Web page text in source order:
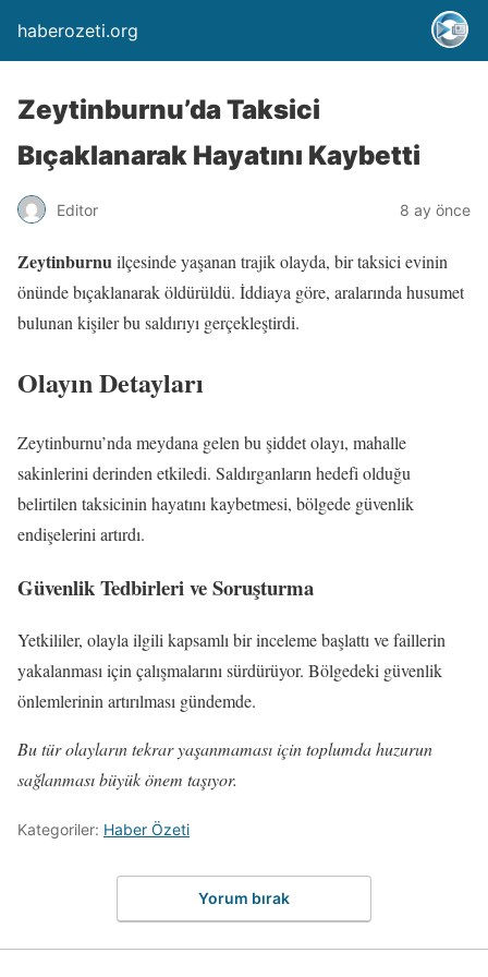
haberozeti.org
Zeytinburnu’da Taksici
Bıçaklanarak Hayatını Kaybetti
Editor 8 ay önce
Zeytinburnuilçesinde yaşanan trajik olayda, bir taksici evinin
önünde bıçaklanarak öldürüldü. İddiaya göre, aralarında husumet
bulunan kişiler bu saldırıyı gerçekleştirdi.
Olayın Detayları
Zeytinburnu’nda meydana gelen bu şiddet olayı, mahalle
sakinlerini derinden etkiledi. Saldırganların hedefi olduğu
belirtilen taksicinin hayatını kaybetmesi, bölgede güvenlik
endişelerini artırdı.
Güvenlik Tedbirleri ve Soruşturma
Yetkililer, olayla ilgili kapsamlı bir inceleme başlattı ve faillerin
yakalanması için çalışmalarını sürdürüyor. Bölgedeki güvenlik
önlemlerinin artırılması gündemde.
Bu tür olayların tekrar yaşanmaması için toplumda huzurun
sağlanması büyük önem taşıyor.
Kategoriler: Haber Özeti
Yorum bırak